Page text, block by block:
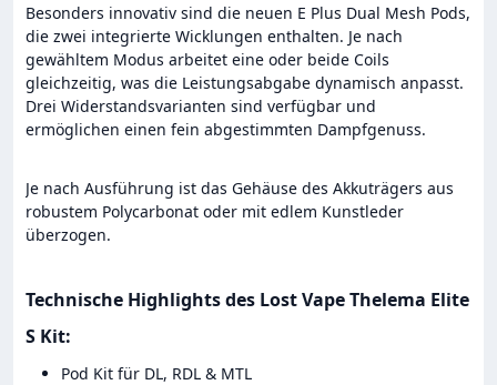
Besonders innovativ sind die neuen E Plus Dual Mesh Pods,
die zwei integrierte Wicklungen enthalten. Je nach
gewähltem Modus arbeitet eine oder beide Coils
gleichzeitig, was die Leistungsabgabe dynamisch anpasst.
Drei Widerstandsvarianten sind verfügbar und
ermöglichen einen fein abgestimmten Dampfgenuss.
Je nach Ausführung ist das Gehäuse des Akkuträgers aus
robustem Polycarbonat oder mit edlem Kunstleder
überzogen.
Technische Highlights des Lost Vape Thelema Elite
S Kit:
Pod Kit für DL, RDL & MTL